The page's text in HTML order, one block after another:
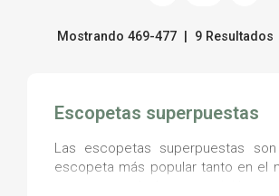
Mostrando 469-477 | 9
Escopetas superpuestas
Las escopetas superpuestas
escopeta más popular tanto en el